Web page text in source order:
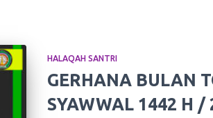
HALAQAH SANTRI
GERHANA BULAN
SYAWWAL 1442 H /